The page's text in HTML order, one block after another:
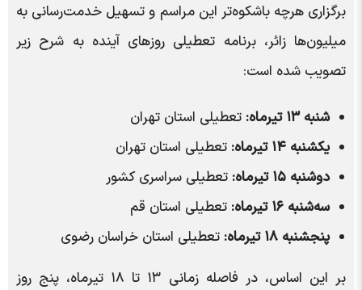
برگزاری هرچه باشکوه‌تر این مراسم و تسهیل خدمت‌رسانی به
میلیون‌ها زائر، برنامه تعطیلی روزهای آینده به شرح زیر
تصویب شده است:
شنبه ۱۳ تیرماه:
تعطیلی استان تهران
یکشنبه ۱۴ تیرماه:
تعطیلی استان تهران
دوشنبه ۱۵ تیرماه:
تعطیلی سراسری کشور
سه‌شنبه ۱۶ تیرماه:
تعطیلی استان قم
پنجشنبه ۱۸ تیرماه:
تعطیلی استان خراسان رضوی
بر این اساس، در فاصله زمانی ۱۳ تا ۱۸ تیرماه، پنج روز